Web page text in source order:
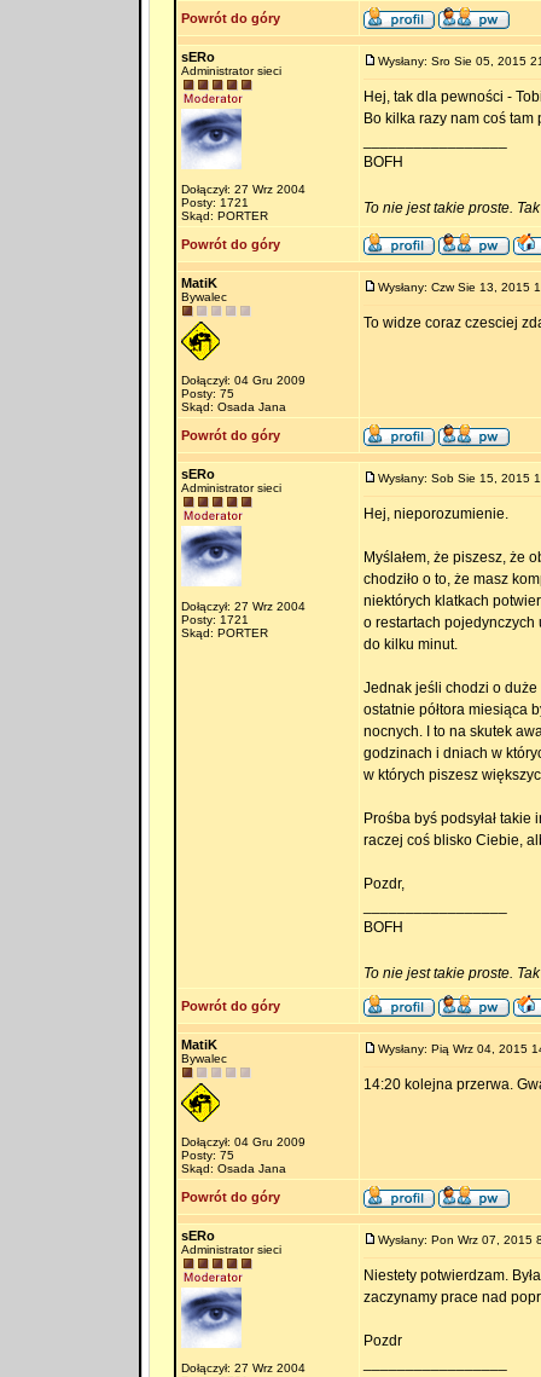
Powrót do góry
sERo
Administrator sieci
Dołączył: 27 Wrz 2004
Posty: 1721
Skąd: PORTER
Wysłany: Sro Sie 05, 2015
Hej, tak dla pewności -
Bo kilka razy nam coś tam
BOFH
To nie jest takie proste.
Powrót do góry
MatiK
Bywalec
Dołączył: 04 Gru 2009
Posty: 75
Skąd: Osada Jana
Wysłany: Czw Sie 13, 2015
To widze coraz czesciej
Powrót do góry
sERo
Administrator sieci
Dołączył: 27 Wrz 2004
Posty: 1721
Skąd: PORTER
Wysłany: Sob Sie 15, 2015
Hej, nieporozumienie.
Myślałem, że piszesz, że
chodziło o to, że masz
niektórych klatkach
o restartach pojedynczych
do kilku minut.
Jednak jeśli chodzi o duże
ostatnie półtora miesiąca
nocnych. I to na skutek
godzinach i dniach w
w których piszesz
Prośba byś podsyłał
raczej coś blisko Ciebie,
Pozdr,
BOFH
To nie jest takie proste.
Powrót do góry
MatiK
Bywalec
Dołączył: 04 Gru 2009
Posty: 75
Skąd: Osada Jana
Wysłany: Pią Wrz 04, 2015
14:20 kolejna przerwa.
Powrót do góry
sERo
Administrator sieci
Dołączył: 27 Wrz 2004
Wysłany: Pon Wrz 07, 2015
Niestety potwierdzam.
zaczynamy prace nad
Pozdr